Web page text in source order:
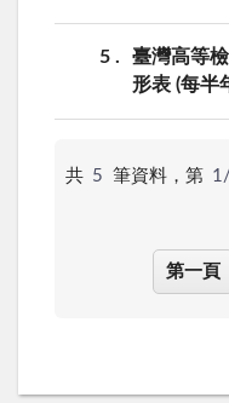
5
臺灣高等
形表 (每半
共 5 筆資料，第
第一頁